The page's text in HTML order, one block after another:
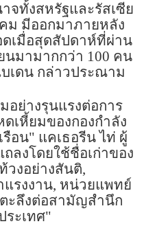
จทั้งสหรัฐและรัสเซีย
ม มีออกมาภายหลัง
ดเมื่อสุดสัปดาห์ที่ผ่าน
นมามากกว่า 100 คน
เดน กล่าวประณาม
ย่างรุนแรงต่อการ
เหี้ยมของกองกำลัง
อน" แคเธอรีน ไท่ ผู้
ลงโดยใช้ชื่อเก่าของ
วงอย่างสันติ,
แรงงาน, หน่วยแพทย์
ะลึงต่อสามัญสำนึก
ระเทศ"